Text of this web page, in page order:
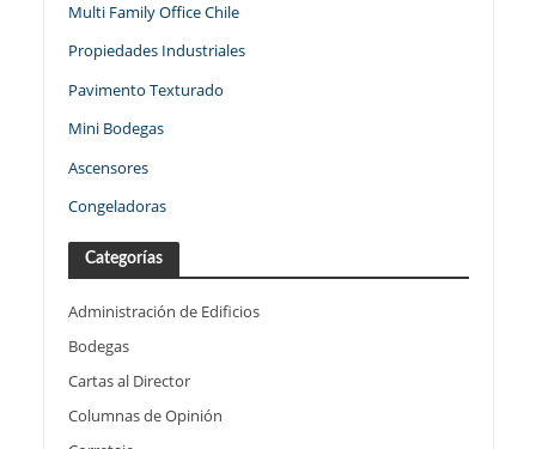
Multi Family Office Chile
Propiedades Industriales
Pavimento Texturado
Mini Bodegas
Ascensores
Congeladoras
Categorías
Administración de Edificios
Bodegas
Cartas al Director
Columnas de Opinión